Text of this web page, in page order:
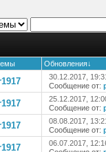
Обновления↓
30.12.2017,
Сообщение от:
25.12.2017,
Сообщение от:
08.08.2017,
Сообщение от:
06.07.2017,